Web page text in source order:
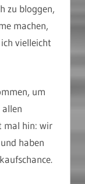
zu bloggen,
machen,
vielleicht
um
allen
mal hin: wir
haben